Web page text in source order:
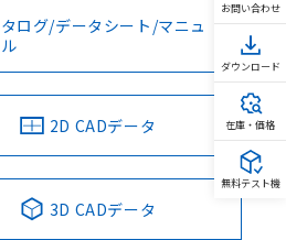
ログ/データシート/マニュ
2D CADデータ
3D CADデータ
お問い合わせ
ダウンロード
在庫・価格
無料テスト機